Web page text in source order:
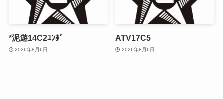
*泥遊14C2ﾕﾝﾎﾞ
2026年8月6日
ATV17C5
2026年8月6日